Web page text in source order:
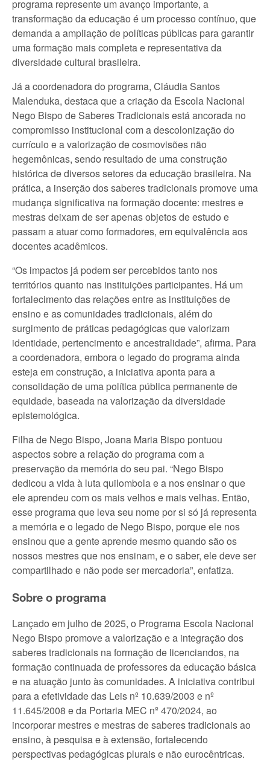
programa represente um avanço importante, a
transformação da educação é um processo contínuo, que
demanda a ampliação de políticas públicas para garantir
uma formação mais completa e representativa da
diversidade cultural brasileira.
Já a coordenadora do programa, Cláudia Santos
Malenduka, destaca que a criação da Escola Nacional
Nego Bispo de Saberes Tradicionais está ancorada no
compromisso institucional com a descolonização do
currículo e a valorização de cosmovisões não
hegemônicas, sendo resultado de uma construção
histórica de diversos setores da educação brasileira. Na
prática, a inserção dos saberes tradicionais promove uma
mudança significativa na formação docente: mestres e
mestras deixam de ser apenas objetos de estudo e
passam a atuar como formadores, em equivalência aos
docentes acadêmicos.
“Os impactos já podem ser percebidos tanto nos
territórios quanto nas instituições participantes. Há um
fortalecimento das relações entre as instituições de
ensino e as comunidades tradicionais, além do
surgimento de práticas pedagógicas que valorizam
identidade, pertencimento e ancestralidade”, afirma. Para
a coordenadora, embora o legado do programa ainda
esteja em construção, a iniciativa aponta para a
consolidação de uma política pública permanente de
equidade, baseada na valorização da diversidade
epistemológica.
Filha de Nego Bispo, Joana Maria Bispo pontuou
aspectos sobre a relação do programa com a
preservação da memória do seu pai. “Nego Bispo
dedicou a vida à luta quilombola e a nos ensinar o que
ele aprendeu com os mais velhos e mais velhas. Então,
esse programa que leva seu nome por si só já representa
a memória e o legado de Nego Bispo, porque ele nos
ensinou que a gente aprende mesmo quando são os
nossos mestres que nos ensinam, e o saber, ele deve ser
compartilhado e não pode ser mercadoria”, enfatiza.
Sobre o programa
Lançado em julho de 2025, o Programa Escola Nacional
Nego Bispo promove a valorização e a integração dos
saberes tradicionais na formação de licenciandos, na
formação continuada de professores da educação básica
e na atuação junto às comunidades. A iniciativa contribui
para a efetividade das Leis nº 10.639/2003 e nº
11.645/2008 e da Portaria MEC nº 470/2024, ao
incorporar mestres e mestras de saberes tradicionais ao
ensino, à pesquisa e à extensão, fortalecendo
perspectivas pedagógicas plurais e não eurocêntricas.